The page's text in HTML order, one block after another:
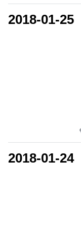
2018-01-25
2018-01-24